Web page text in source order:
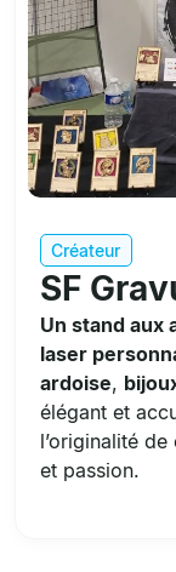
Créateur
SF
Un stand aux
laser
ardoise,
élégant et
l’originalité
et passion.